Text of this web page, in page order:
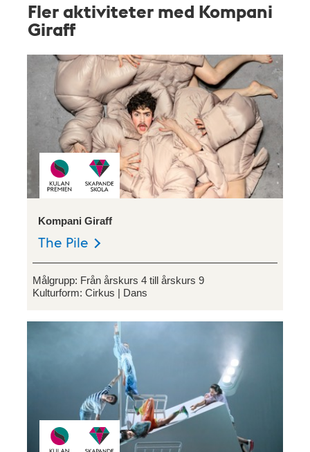
Fler aktiviteter med Kompani
Giraff
Kompani Giraff
The Pile
Målgrupp: Från årskurs 4 till årskurs 9
Kulturform: Cirkus Dans